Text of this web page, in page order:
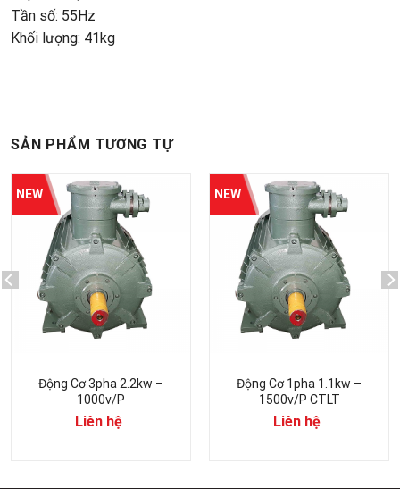
Tần số: 55Hz
Khối lượng: 41kg
SẢN PHẨM TƯƠNG TỰ
Động Cơ 3pha 2.2kw –
1000v/p
Liên hệ
Động Cơ 1pha 1.1kw –
1500v/p CTLT
Liên hệ